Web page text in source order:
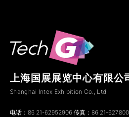
上海国展展览中心有限公
Shanghai Intex Exhibition Co., Ltd.
电话：86 21-62952906 传真：86 21-